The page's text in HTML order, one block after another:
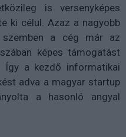
is versenyképes
ki célul. Azaz a nagyobb
szemben a cég már az
képes támogatást
Így a kezdő informatikai
adva a magyar startup
a hasonló angyal